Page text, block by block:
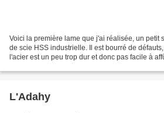
Voici la première lame que j'ai réalisée, un petit
de scie HSS industrielle. Il est bourré de
l'acier est un peu trop dur et donc pas facile à
L'Adahy